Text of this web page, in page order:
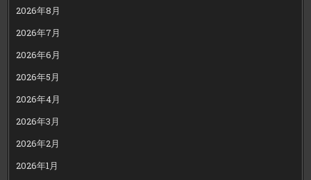
2026年8月
2026年7月
2026年6月
2026年5月
2026年4月
2026年3月
2026年2月
2026年1月